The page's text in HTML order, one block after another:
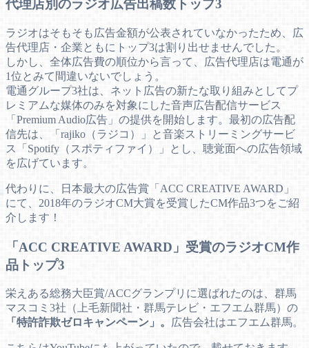
代理店別のラジオ広告出稿数トップ3
ラジオはそもそも広告金額が公表されていなかったため、広
告代理店・企業ともにトップ3は割り出せませんでした。
しかし、全体広告費の順位から言って、広告代理店は電通が
1位とみて間違いないでしょう。
電通グループ3社は、ネット広告の新たな取り組みとしてプ
レミアムな媒体のみを対象にした音声広告配信サービス
「Premium Audio広告」の提供を開始します。最初の広告配
信先は、「rajiko（ラジコ）」と音楽ストリーミングサービ
ス「Spotify（スポティファイ）」とし、聴覚面への広告領域
を広げています。
代わりに、日本最大の広告賞「ACC CREATIVE AWARD」
にて、2018年のラジオCM大賞を受賞したCM作品3つをご紹
介します！
「ACC CREATIVE AWARD」受賞のラジオCM作
品トップ3
栄えある総務大臣賞/ACCグランプリに選ばれたのは、群馬
マスコミ3社（上毛新聞社・群馬テレビ・エフエム群馬）の
「特許詐欺ゼロキャンペーン」。
広告会社はエフエム群馬。